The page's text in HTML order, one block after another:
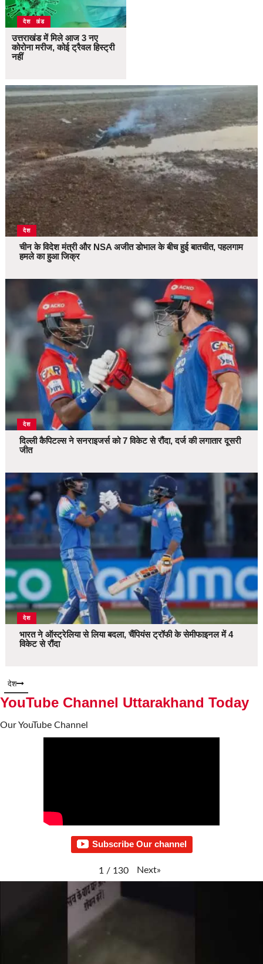
उत्तराखंड
देश
उत्तराखंड में मिले आज 3 नए
कोरोना मरीज, कोई ट्रैवल हिस्ट्री
नहीं
देश
चीन के विदेश मंत्री और NSA अजीत डोभाल के बीच हुई बातचीत, पहलगाम
हमले का हुआ जिक्र
देश
दिल्ली कैपिटल्स ने सनराइजर्स को 7 विकेट से रौंदा, दर्ज की लगातार दूसरी
जीत
देश
भारत ने ऑस्ट्रेलिया से लिया बदला, चैंपियंस ट्रॉफी के सेमीफाइनल में 4
विकेट से रौंदा
देश
YouTube Channel Uttarakhand Today
Our YouTube Channel
Subscribe Our channel
1 / 130 Next»